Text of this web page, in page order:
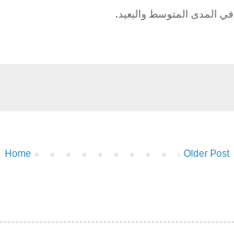
في المدى المتوسط والبعيد .
Older Post
Home